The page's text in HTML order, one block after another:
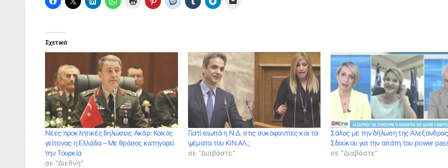
Σχετικά
Νέες προκλητικές δηλώσεις Ακάρ: Κακός
γείτονας η Ελλάδα – Με θράσος κατηγορεί
την Τουρκία
σε "Διεθνή"
Γιατί σιωπά η Ν.Δ. στις συκοφαντίες και τα
ψέματα του ΚΙΝ.ΑΛ.;
σε "Διαβάστε"
Σάλος με την δήλωση της Αλεξάνδρας
Σδούκου για την απάτη του power
σε "Διαβάστε"